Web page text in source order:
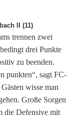
II (11)
trennen zwei
drei Punkte
zu beenden.
punkten“, sagt FC-
wisse man
Große Sorgen
die Defensive mit